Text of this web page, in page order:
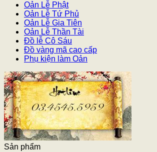
Oản Lễ Phật
Oản Lễ Tứ Phủ
Oản Lễ Gia Tiên
Oản Lễ Thần Tài
Đồ lễ Cô Sáu
Đồ vàng mã cao cấp
Phụ kiện làm Oản
Sản phẩm